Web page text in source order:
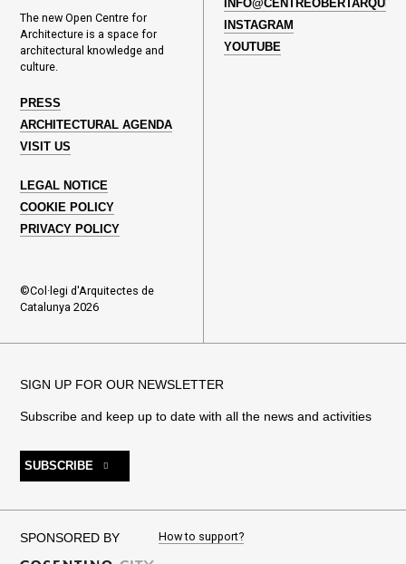
The new Open Centre for
Architecture is a space for
architectural knowledge and
culture.
PRESS
ARCHITECTURAL AGENDA
VISIT US
LEGAL NOTICE
COOKIE POLICY
PRIVACY POLICY
©Col·legi d'Arquitectes de
Catalunya 2026
INSTAGRAM
YOUTUBE
SIGN UP FOR OUR NEWSLETTER
Subscribe and keep up to date with all the news and activities
SUBSCRIBE
SPONSORED BY How to support?